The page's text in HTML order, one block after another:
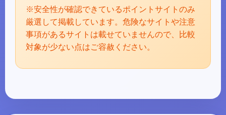
※安全性が確認できているポイントサイトのみ
厳選して掲載しています。危険なサイトや注意
事項があるサイトは載せていませんので、比較
対象が少ない点はご容赦ください。